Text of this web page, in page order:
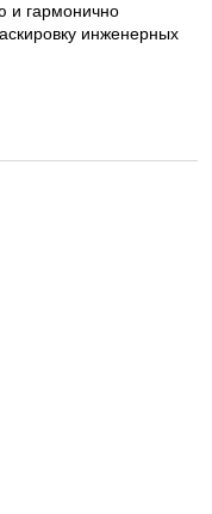
и гармонично
инженерных